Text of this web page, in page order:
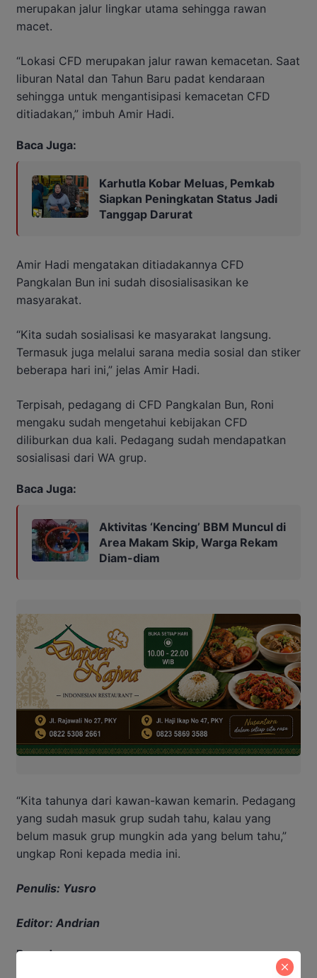
merupakan jalur lingkar utama sehingga rawan
macet.
“Lokasi CFD merupakan jalur rawan kemacetan. Saat
liburan Natal dan Tahun Baru padat kendaraan
sehingga untuk mengantisipasi kemacetan CFD
ditiadakan,” imbuh Amir Hadi.
Baca Juga:
Karhutla Kobar Meluas, Pemkab
Siapkan Peningkatan Status Jadi
Tanggap Darurat
Amir Hadi mengatakan ditiadakannya CFD
Pangkalan Bun ini sudah disosialisasikan ke
masyarakat.
“Kita sudah sosialisasi ke masyarakat langsung.
Termasuk juga melalui sarana media sosial dan stiker
beberapa hari ini,” jelas Amir Hadi.
Terpisah, pedagang di CFD Pangkalan Bun, Roni
mengaku sudah mengetahui kebijakan CFD
diliburkan dua kali. Pedagang sudah mendapatkan
sosialisasi dari WA grup.
Baca Juga:
Aktivitas ‘Kencing’ BBM Muncul di
Area Makam Skip, Warga Rekam
Diam-diam
“Kita tahunya dari kawan-kawan kemarin. Pedagang
yang sudah masuk grup sudah tahu, kalau yang
belum masuk grup mungkin ada yang belum tahu,”
ungkap Roni kepada media ini.
Penulis: Yusro
Editor: Andrian
Baca Juga: